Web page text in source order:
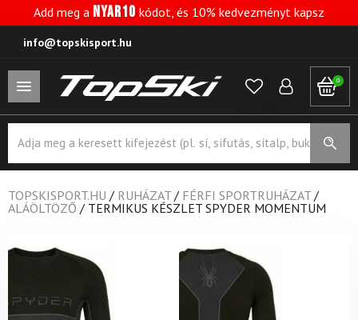
Add meg a NYAR10 kódot, és 10% kedvezményt kapsz
info@topskisport.hu
0
search
TOPSKISPORT.HU / RUHÁZAT / FÉRFI SPORTRUHÁZAT /
ALÁÖLTÖZŐ / TERMIKUS KÉSZLET SPYDER MOMENTUM